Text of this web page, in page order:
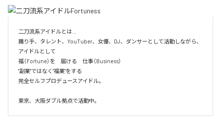
二刀流系アイドルとは…
踊り手、タレント、YouTuber、女優、DJ、ダンサーとして活動しながら、
アイドルとして
福（Fortune）を　届ける　仕事（Business）
"副業"ではなく"福業"をする
完全セルフプロデュースアイドル。
東京、大阪ダブル拠点で活動中。